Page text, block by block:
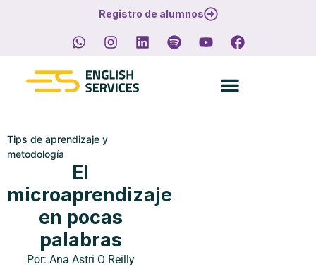
Registro de alumnos
Tips de aprendizaje y
metodología
El
microaprendizaje
en pocas
palabras
Por: Ana Astri O Reilly